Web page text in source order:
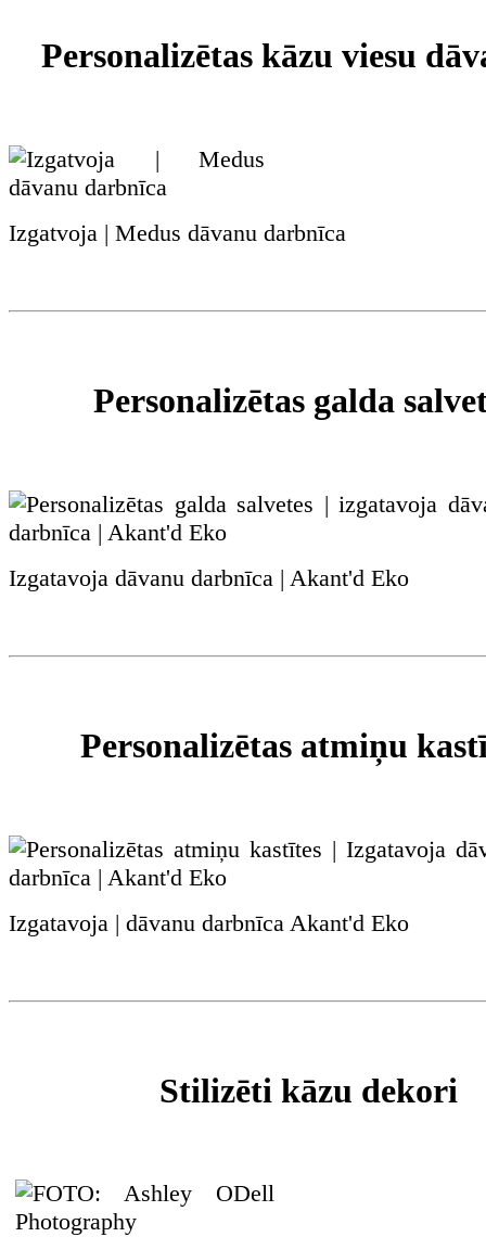
Personalizētas kāzu viesu
Izgatvoja | Medus dāvanu darbnīca
Personalizētas galda
Izgatavoja dāvanu darbnīca | Akant'd Eko
Personalizētas atmiņu
Izgatavoja | dāvanu darbnīca Akant'd Eko
Stilizēti kāzu dekori